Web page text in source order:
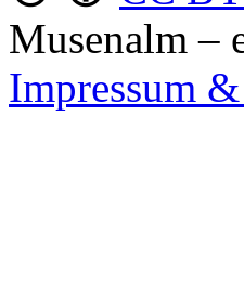
Musenalm –
Impressum